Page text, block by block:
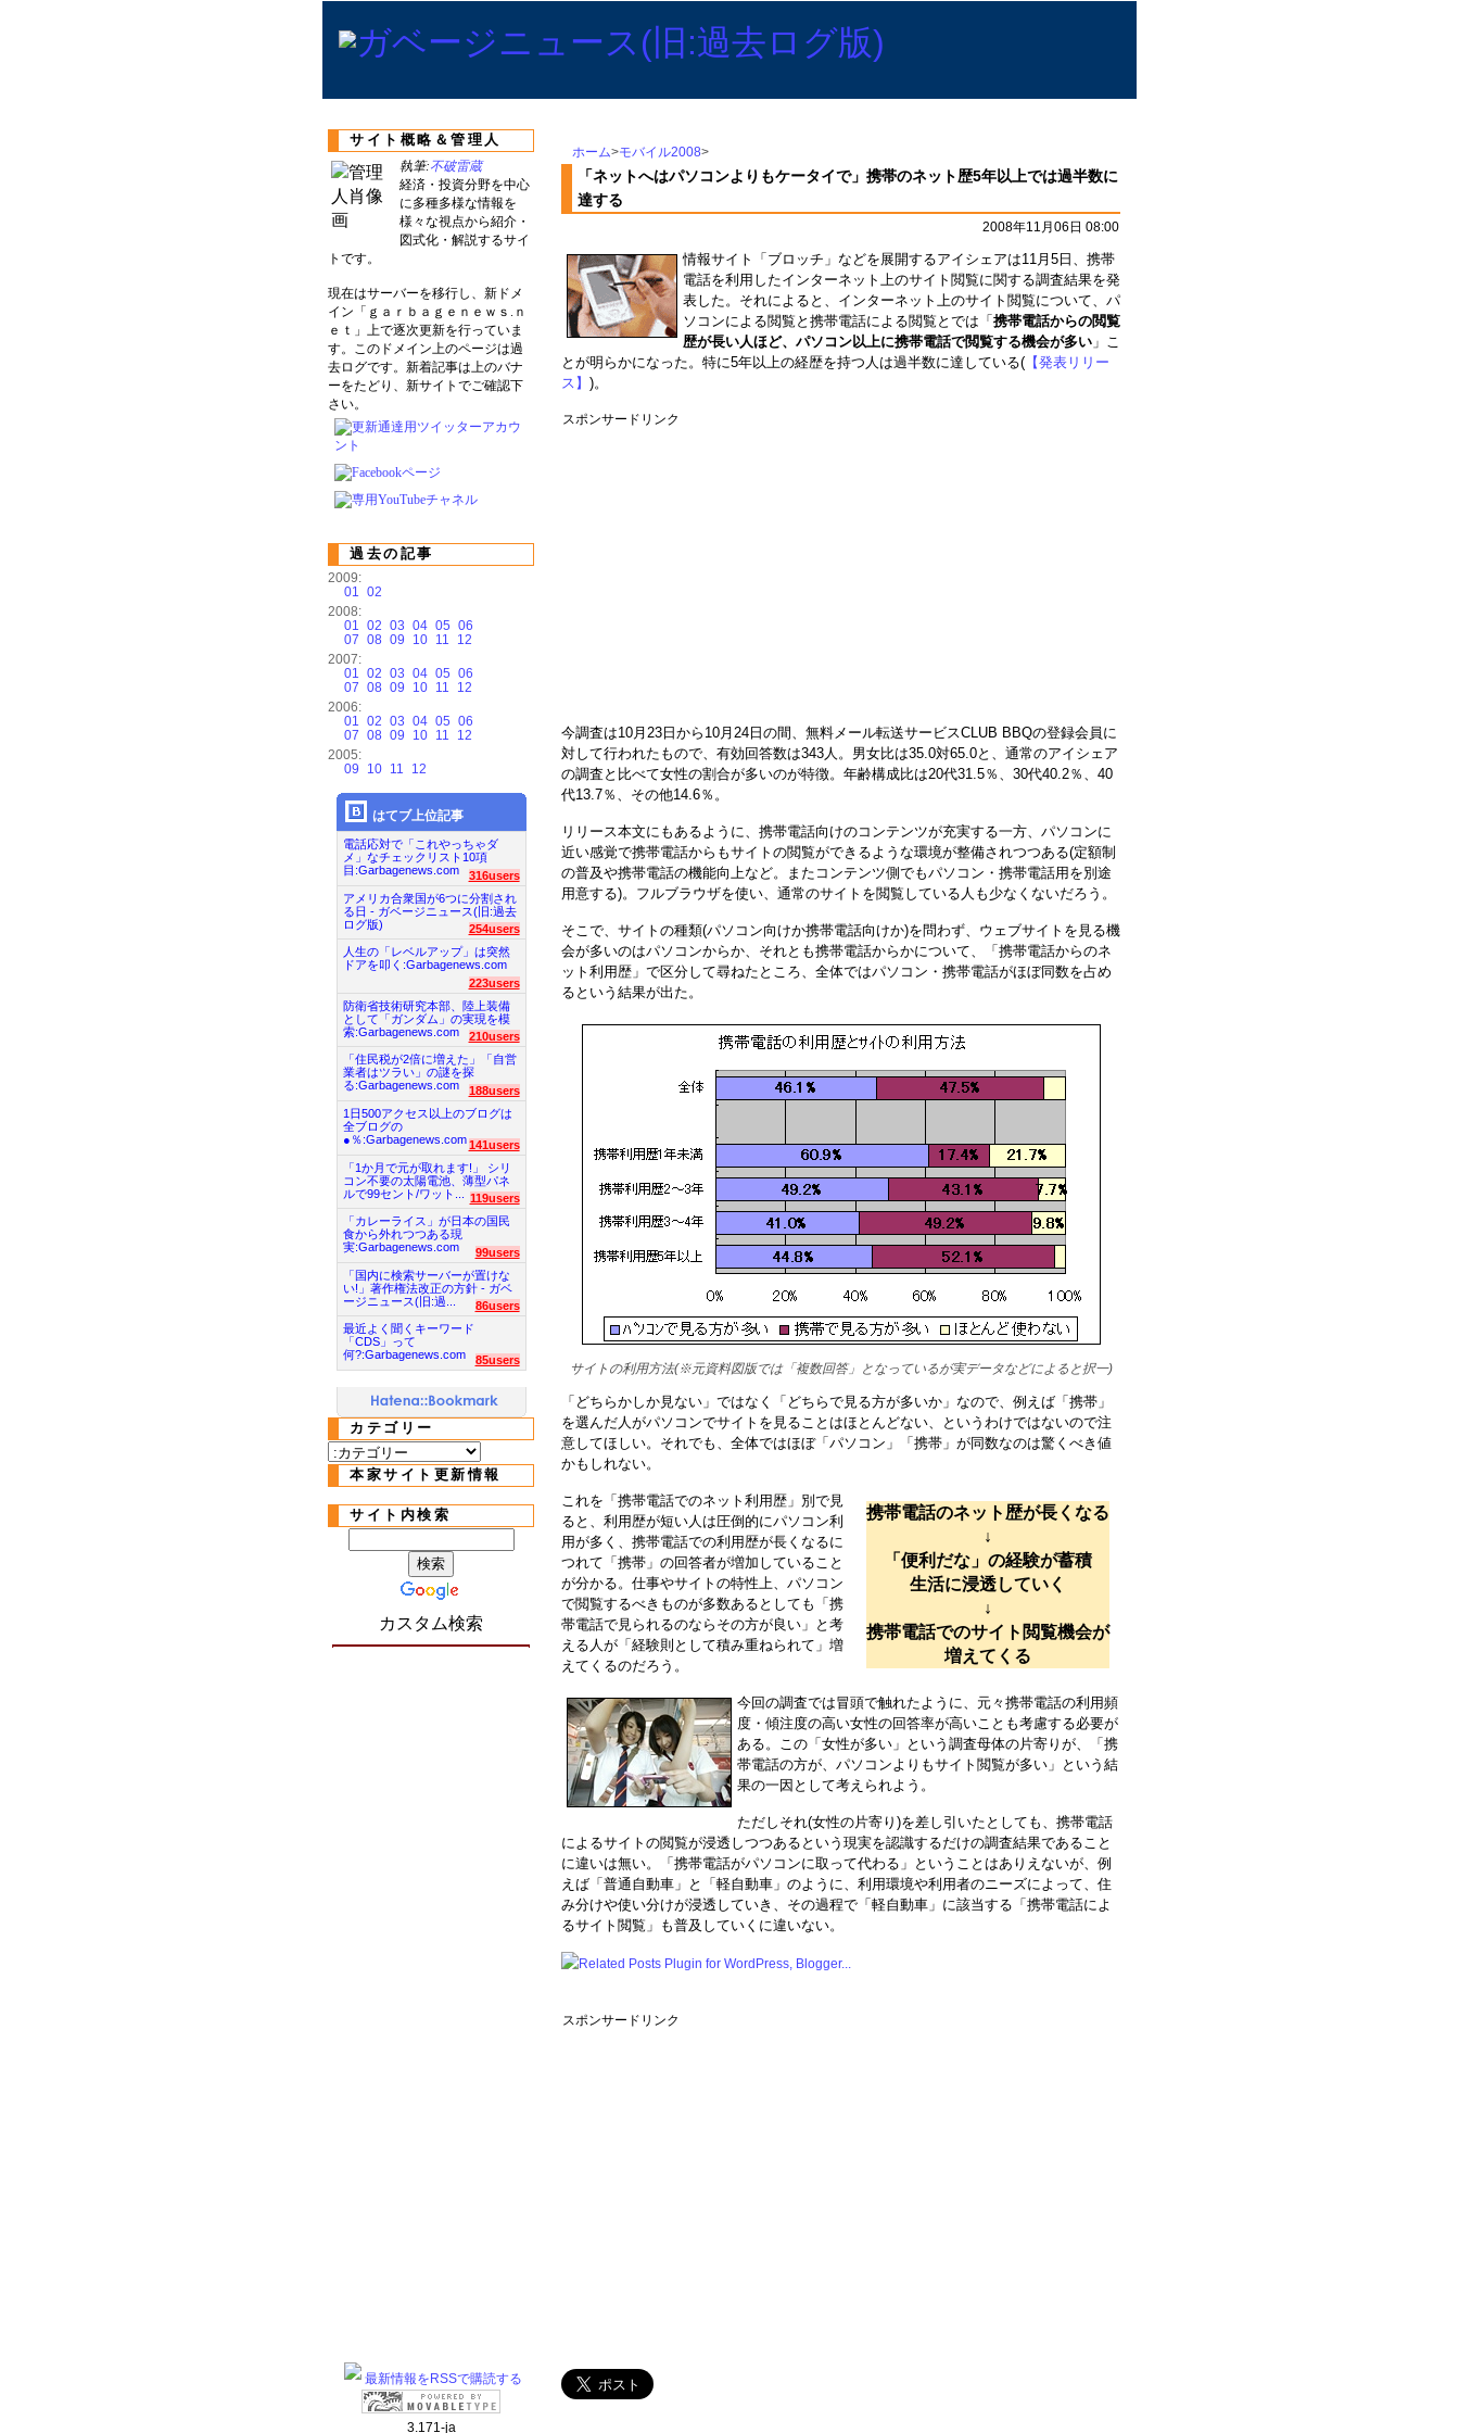
ホーム>モバイル2008>
「ネットへはパソコンよりもケータイで」携帯のネット歴5年以上では過半数に
達する
2008年11月06日 08:00
情報サイト「ブロッチ」などを展開するアイシェアは11月5日、携帯
電話を利用したインターネット上のサイト閲覧に関する調査結果を発
表した。それによると、インターネット上のサイト閲覧について、パ
ソコンによる閲覧と携帯電話による閲覧とでは「 携帯電話からの閲覧
歴が長い人ほど、パソコン以上に携帯電話で閲覧する機会が多い 」こ
とが明らかになった。特に5年以上の経歴を持つ人は過半数に達している( 【発表リリー
ス】 )。
スポンサードリンク
今調査は10月23日から10月24日の間、無料メール転送サービスCLUB BBQの登録会員に
対して行われたもので、有効回答数は343人。男女比は35.0対65.0と、通常のアイシェア
の調査と比べて女性の割合が多いのが特徴。年齢構成比は20代31.5％、30代40.2％、40
代13.7％、その他14.6％。
リリース本文にもあるように、携帯電話向けのコンテンツが充実する一方、パソコンに
近い感覚で携帯電話からもサイトの閲覧ができるような環境が整備されつつある(定額制
の普及や携帯電話の機能向上など。またコンテンツ側でもパソコン・携帯電話用を別途
用意する)。フルブラウザを使い、通常のサイトを閲覧している人も少なくないだろう。
そこで、サイトの種類(パソコン向けか携帯電話向けか)を問わず、ウェブサイトを見る機
会が多いのはパソコンからか、それとも携帯電話からかについて、「携帯電話からのネ
ット利用歴」で区分して尋ねたところ、全体ではパソコン・携帯電話がほぼ同数を占め
るという結果が出た。
サイトの利用方法(※元資料図版では「複数回答」となっているが実データなどによると択一)
「どちらかしか見ない」ではなく「どちらで見る方が多いか」なので、例えば「携帯」
を選んだ人がパソコンでサイトを見ることはほとんどない、というわけではないので注
意してほしい。それでも、全体ではほぼ「パソコン」「携帯」が同数なのは驚くべき値
かもしれない。
携帯電話のネット歴が長くなる
↓
「便利だな」の経験が蓄積
生活に浸透していく
↓
携帯電話でのサイト閲覧機会が
増えてくる
これを「携帯電話でのネット利用歴」別で見
ると、利用歴が短い人は圧倒的にパソコン利
用が多く、携帯電話での利用歴が長くなるに
つれて「携帯」の回答者が増加していること
が分かる。仕事やサイトの特性上、パソコン
で閲覧するべきものが多数あるとしても「携
帯電話で見られるのならその方が良い」と考
える人が「経験則として積み重ねられて」増
えてくるのだろう。
今回の調査では冒頭で触れたように、元々携帯電話の利用頻
度・傾注度の高い女性の回答率が高いことも考慮する必要が
ある。この「女性が多い」という調査母体の片寄りが、「携
帯電話の方が、パソコンよりもサイト閲覧が多い」という結
果の一因として考えられよう。
ただしそれ(女性の片寄り)を差し引いたとしても、携帯電話
によるサイトの閲覧が浸透しつつあるという現実を認識するだけの調査結果であること
に違いは無い。「携帯電話がパソコンに取って代わる」ということはありえないが、例
えば「普通自動車」と「軽自動車」のように、利用環境や利用者のニーズによって、住
み分けや使い分けが浸透していき、その過程で「軽自動車」に該当する「携帯電話によ
るサイト閲覧」も普及していくに違いない。
スポンサードリンク
サイト概略＆管理人
執筆:不破雷蔵
経済・投資分野を中心
に多種多様な情報を
様々な視点から紹介・
図式化・解説するサイ
トです。
現在はサーバーを移行し、新ドメ
イン「ｇａｒｂａｇｅｎｅｗｓ.ｎ
ｅｔ」上で逐次更新を行っていま
す。このドメイン上のページは過
去ログです。新着記事は上のバナ
ーをたどり、新サイトでご確認下
さい。
過去の記事
2009:
01 02
2008:
01 02 03 04 05 06
07 08 09 10 11
12
2007:
01 02 03 04 05 06
07 08 09 10 11
12
2006:
01 02 03 04 05 06
07 08 09 10 11
12
2005:
09
10 11 12
はてブ上位記事
電話応対で「これやっちゃダ
メ」なチェックリスト10項
目:Garbagenews.com
316users
アメリカ合衆国が6つに分割され
る日 - ガベージニュース(旧:過去
ログ版)
254users
人生の「レベルアップ」は突然
ドアを叩く:Garbagenews.com
223users
防衛省技術研究本部、陸上装備
として「ガンダム」の実現を模
索:Garbagenews.com
210users
「住民税が2倍に増えた」「自営
業者はツラい」の謎を探
る:Garbagenews.com
188users
1日500アクセス以上のブログは
全ブログの
●％:Garbagenews.com 141users
「1か月で元が取れます!」 シリ
コン不要の太陽電池、薄型パネ
ルで99セント/ワット...
119users
「カレーライス」が日本の国民
食から外れつつある現
実:Garbagenews.com
99users
「国内に検索サーバーが置けな
い!」著作権法改正の方針 - ガベ
ージニュース(旧:過...
86users
最近よく聞くキーワード
「CDS」って
何?:Garbagenews.com
85users
カテゴリー
本家サイト更新情報
サイト内検索
カスタム検索
最新情報をRSSで購読する
3.171-ja